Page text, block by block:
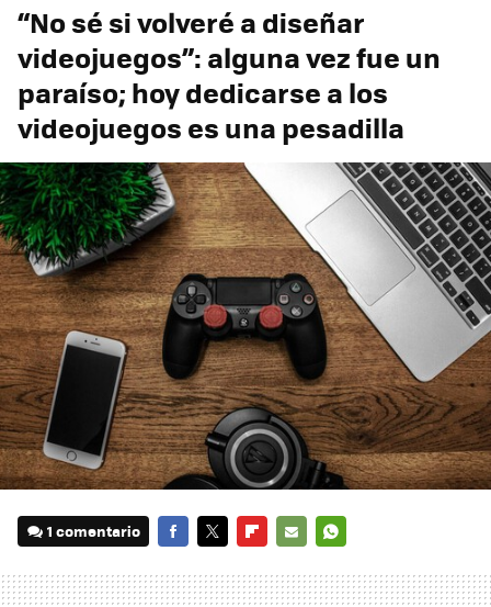
“No sé si volveré a diseñar
videojuegos”: alguna vez fue un
paraíso; hoy dedicarse a los
videojuegos es una pesadilla
1 comentario
MAIL